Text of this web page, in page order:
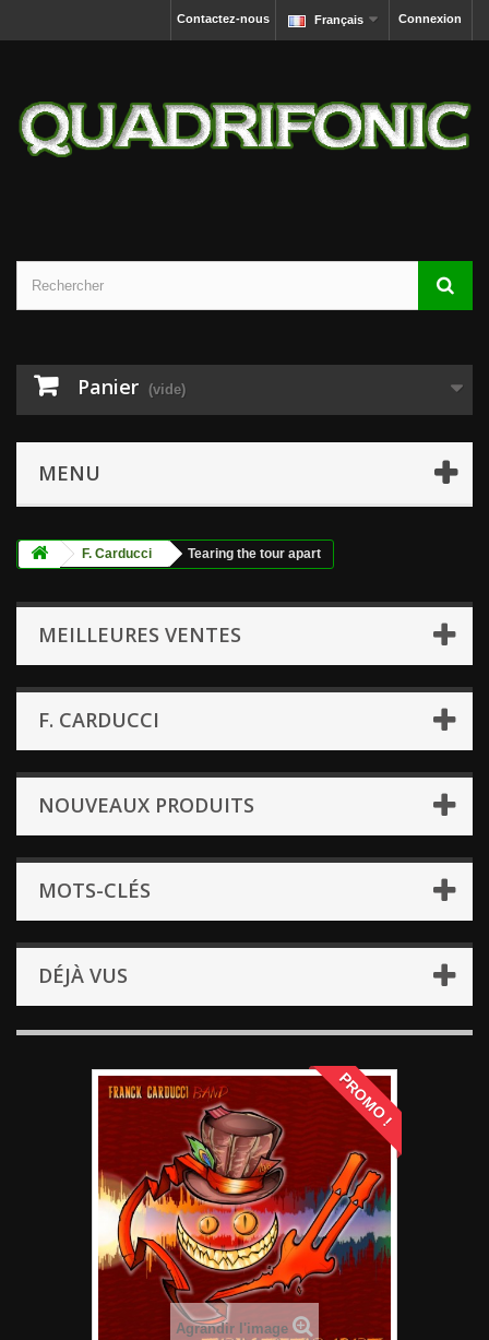
Connexion
Français
Contactez-nous
Panier (vide)
MENU
F. Carducci Tearing the tour apart
MEILLEURES VENTES
F. CARDUCCI
NOUVEAUX PRODUITS
MOTS-CLÉS
DÉJÀ VUS
PROMO !
Agrandir l'image